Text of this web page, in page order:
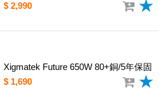
$ 2,990
Xigmatek Future 650W 80+銅/5年保固
$ 1,690